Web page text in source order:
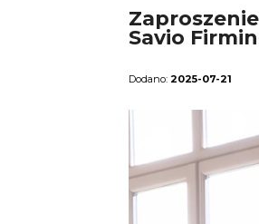
Savio
2025-07-21